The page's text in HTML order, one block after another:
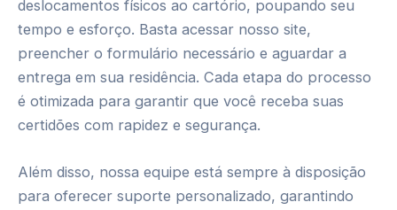
deslocamentos físicos ao cartório, poupando seu
tempo e esforço. Basta acessar nosso site,
preencher o formulário necessário e aguardar a
entrega em sua residência. Cada etapa do processo
é otimizada para garantir que você receba suas
certidões com rapidez e segurança.
Além disso, nossa equipe está sempre à disposição
para oferecer suporte personalizado, garantindo